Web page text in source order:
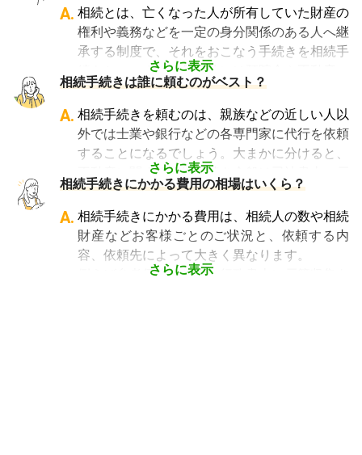
っている行政書士に相続手続きの相談をして
も、期待した結果は得られないでしょう。
また税理士であれば、相続は税理士試験の必修
科目でないことから資格試験を取る時に選択し
ていない人にとっては専門外となります。
よって、相続手続きを専門に行っている士業
や、相続手続きの実績が多数ある士業を選ぶこ
とが、スムーズで間違いのない相続手続きのた
めに非常に重要になります。
相続費用見積ガイドでは、相続手続きに強い経
が可能です。専門家選びでお困りの方は、まず
は 一括見積依頼からお問合せください。
さらに表示
A. 相続とは、亡くなった人が所有していた財産の
権利や義務などを一定の身分関係のある人へ継
承する制度で、それをおこなう手続きを相続手
続きといいます。具体的には預貯金や不動産、
借金なども含めた亡くなった人の財産を配偶者
や子どもなどの相続人に引き継ぐ手続きのこと
です。相続手続きが大変と言われるのは、その
複雑さや手続きの多さにあります。加えて役所
や銀行などに出向くことも多いことから時間も
手間もかかります。専門家に任せればそういっ
た煩わしさを大幅に減らすことができます。
相続手続きは誰に頼むのがベスト？
さらに表示
A. 相続手続きを頼むのは、親族などの近しい人以
外では士業や銀行などの各専門家に代行を依頼
することになるでしょう。大まかに分けると、
不動産に関する相続手続き全般は司法書士、戸
籍謄本の収集、預貯金口座・車などの名義変更
手続きを任せたい場合は行政書士、相続税申告
や節税対策の検討は税理士、相続人の間で争い
やトラブルになっている場合は弁護士というよ
うに状況別に頼むのがベストです。
相続手続きにかかる費用の相場はいくら？
さらに表示
A. 相続手続きにかかる費用は、相続人の数や相続
財産などお客様ごとのご状況と、依頼する内
容、依頼先によって大きく異なります。
例えば参考価格として、行政書士に戸籍収集を